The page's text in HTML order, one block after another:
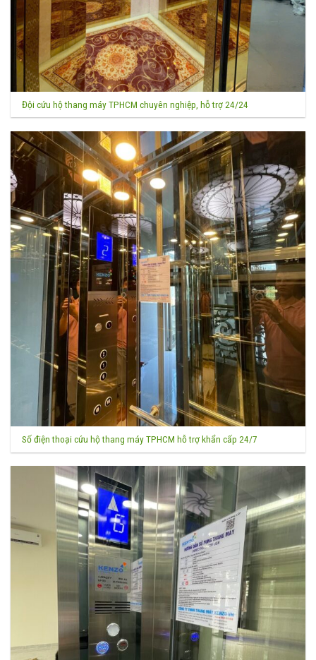
Đội cứu hộ thang máy TPHCM chuyên nghiệp, hỗ trợ 24/24
Số điện thoại cứu hộ thang máy TPHCM hỗ trợ khẩn cấp 24/7